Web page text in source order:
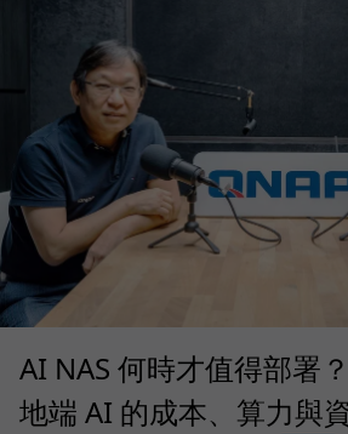
AI NAS 何時才值得部署
地端 AI 的成本、算力與